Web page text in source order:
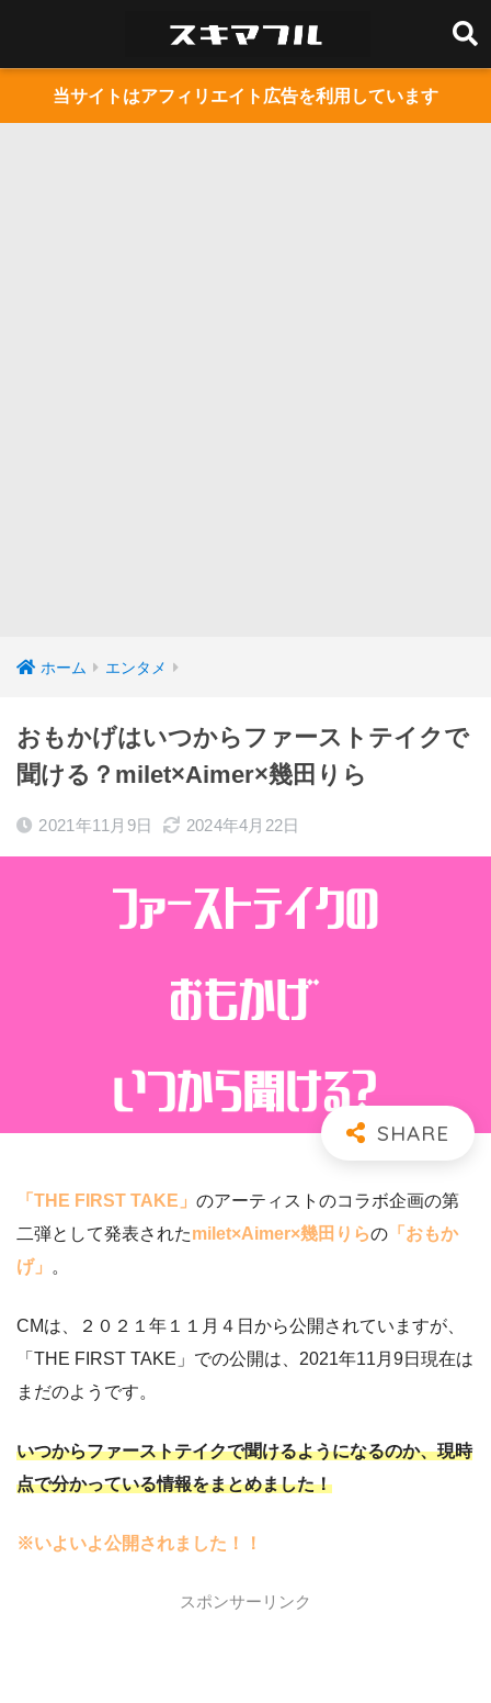
当サイトはアフィリエイト広告を利用しています
ホーム エンタメ
おもかげはいつからファーストテイクで
聞ける？milet×Aimer×幾田りら
2021年11月9日 2024年4月22日
「THE FIRST TAKE」 のアーティストのコラボ企画の第
二弾として発表されたmilet×Aimer×幾田りらの 「おもか
げ」
。
CMは、２０２１年１１月４日から公開されていますが、
「THE FIRST TAKE」での公開は、2021年11月9日現在は
まだのようです。
いつからファーストテイクで聞けるようになるのか、現時
点で分かっている情報をまとめました！
※いよいよ公開されました！！
スポンサーリンク